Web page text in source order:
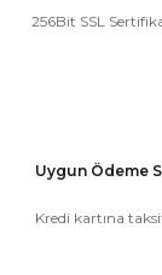
256Bit SSL
Uygun Ödeme
Kredi kartına